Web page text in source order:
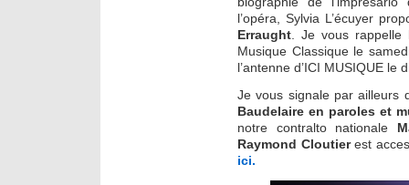
l’opéra, Sylvia L’écuyer
Erraught . Je vous rappelle
Musique Classique le
l’antenne d’ICI MUSIQUE le
Je vous signale par ailleurs
Baudelaire en paroles et
notre contralto nationale
Raymond Cloutierest
ici.